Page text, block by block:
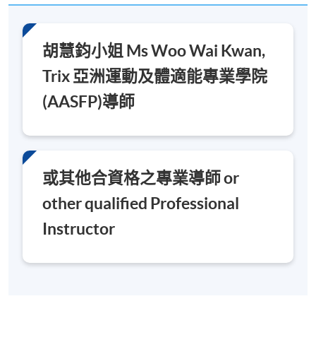
胡慧鈞小姐 Ms Woo Wai Kwan,
Trix 亞洲運動及體適能專業學院
(AASFP)導師
或其他合資格之專業導師 or
other qualified Professional
Instructor